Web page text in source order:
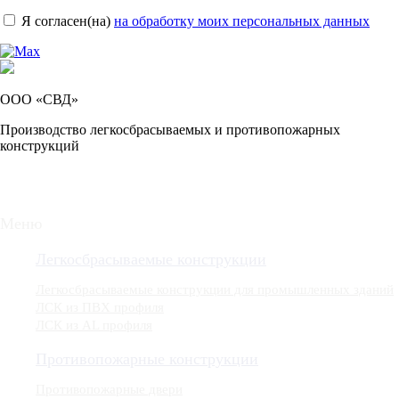
Я согласен(на) на обработку моих персональных данных
ООО «СВД»
Производство легкосбрасываемых и противопожарных
конструкций